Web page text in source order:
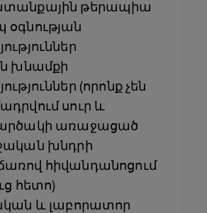
թերապիա
խնամքի
(որոնք չեն
սուր և
առաջացած
խնդրի
հիվանդանոցում
հետո)
և լաբորատոր